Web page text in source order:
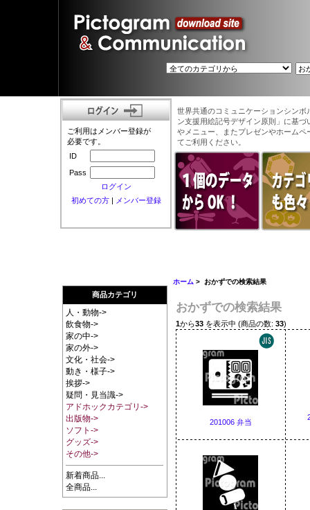
ご利用はメンバー登録が
必要です。
ID
Pass
ログイン
初めての方| メンバー登録
世界共通のコミュニケーションシン
ン支援用絵記号デザイン原則」に基
やメニュー、またプレゼンやホーム
てご利用ください。
商品カテゴリ
人・動物->
飲食物->
家の中->
家の外->
文化・社会->
動き・様子->
挨拶->
疑問・見当識->
アドホックカテゴリ->
出版物->
ソフト->
グッズ->
その他->
新着商品...
全商品...
ホーム > おかずでの検索結果
おかずでの検索結果
1から33を表示中 (商品の数: 33)
201006 弁当